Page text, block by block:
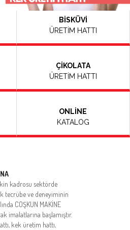
BİSKÜVİ
ÜRETİM HATTI
ÇİKOLATA
ÜRETİM HATTI
ONLİNE
KATALOG
kadrosu sektörde
tecrübe ve deneyiminin
COŞKUN MAKİNE
imalatlarına başlamıştır.
kek üretim hattı,